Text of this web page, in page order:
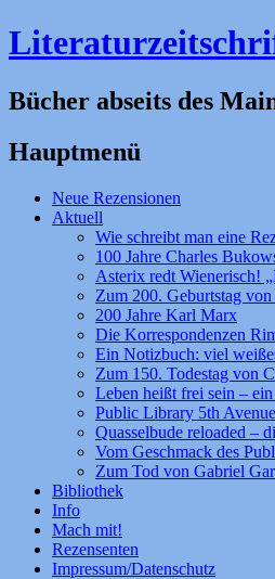
Bücher abseits des
Hauptmenü
Zum
Inhalt
Neue Rezensionen
Aktuell
Wie schreibt man eine
100 Jahre Charles
Asterix redt Wienerisch!
Zum 200. Geburtstag
200 Jahre Karl Marx
Die Korrespondenzen
Ein Notizbuch: viel
Zum 150. Todestag von
Leben heißt frei sein –
Public Library 5th
Quasselbude reloaded –
Vom Geschmack des
Zum Tod von Gabriel
Bibliothek
Info
Mach mit!
Rezensenten
Impressum/Datenschutz